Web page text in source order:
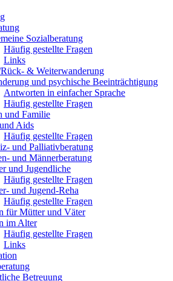
Sozialberatung
Häufig gestellte Fragen
Links
& Weiterwanderung
und psychische Beeinträchtigung
Antworten in einfacher Sprache
Häufig gestellte Fragen
und Familie
Aids
Häufig gestellte Fragen
und Palliativberatung
und Männerberatung
und Jugendliche
Häufig gestellte Fragen
und Jugend-Reha
Häufig gestellte Fragen
für Mütter und Väter
im Alter
Häufig gestellte Fragen
Links
Betreuung